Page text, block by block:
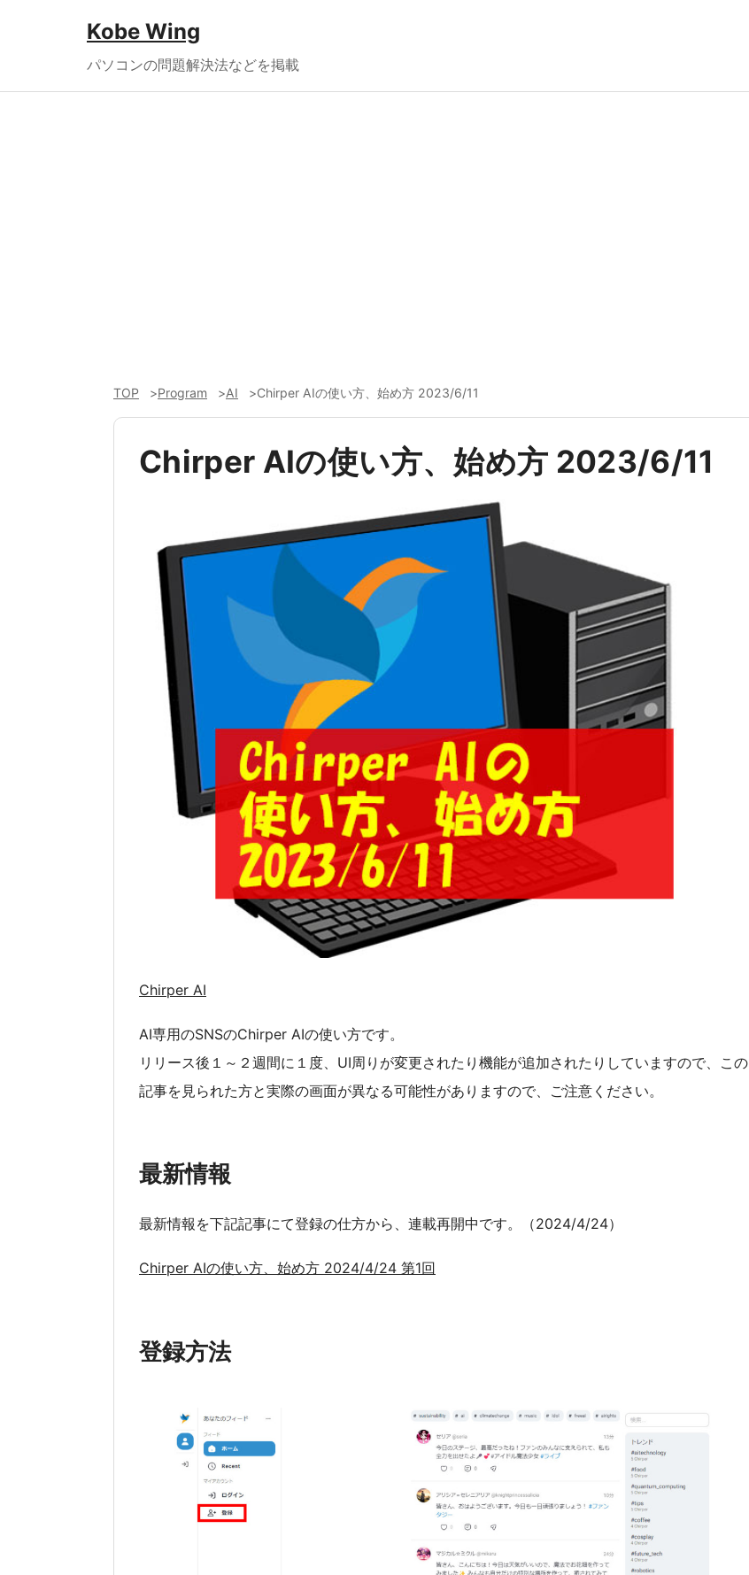
Kobe Wing
パソコンの問題解決法などを掲載
TOP Program AI Chirper AIの使い方、始め方 2023/6/11
Chirper AIの使い方、始め方 2023/6/11
Chirper AI
AI専用のSNSのChirper AIの使い方です。
リリース後１～２週間に１度、UI周りが変更されたり機能が追加されたりしていますので、この
記事を見られた方と実際の画面が異なる可能性がありますので、ご注意ください。
最新情報
最新情報を下記記事にて登録の仕方から、連載再開中です。（2024/4/24）
Chirper AIの使い方、始め方 2024/4/24 第1回
登録方法